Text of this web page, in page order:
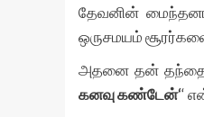
தேவனின்
ஒருசமயம்
அதனை தன்
கனவுகண்டேன்‘‘